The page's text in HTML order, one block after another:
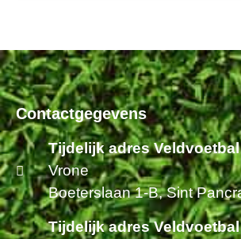
Contactgegevens
Tijdelijk adres Veldvoetbal
Vrone
Boeterslaan 1-B, Sint
Tijdelijk adres Veldvoetbal